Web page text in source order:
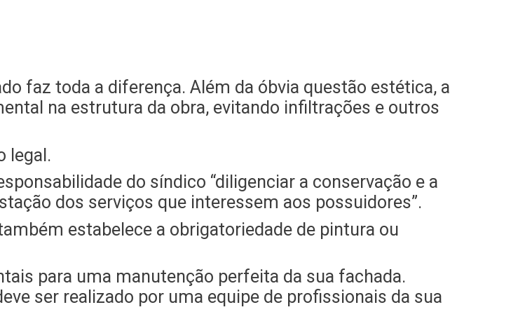
faz toda a diferença. Além da óbvia questão estética, a
na estrutura da obra, evitando infiltrações e outros
legal.
do síndico “diligenciar a conservação e a
dos serviços que interessem aos possuidores”.
estabelece a obrigatoriedade de pintura ou
para uma manutenção perfeita da sua fachada.
ser realizado por uma equipe de profissionais da sua